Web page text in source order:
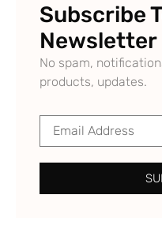
Subscribe
Newsletter
No spam,
products, updates.